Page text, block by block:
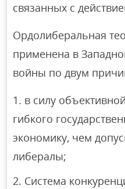
связанных с
Ордолиберальная
применена в
войны по двум
в силу
гибкого
экономику, чем
либералы;
Система